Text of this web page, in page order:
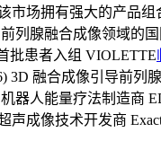
市场拥有强大的产品组
前列腺融合成像领域的
批患者入组 VIOLETTE
3D 融合成像引导前列
机器人能量疗法制造商
声成像技术开发商